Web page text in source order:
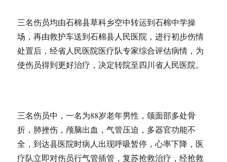
三名伤员均由石棉县草科乡空中转运到石棉中学操
场，再由救护车送到石棉县人民医院，进行初步伤情
处置后，经省人民医院医疗队专家综合评估病情，为
使伤员得到更好治疗，决定转院至四川省人民医院。
三名伤员中，一名为88岁老年男性，颌面部多处骨
折，肺挫伤，颅脑出血，气管压迫，多器官功能不
全，到达县医院时病人出现呼吸暂停，心率下降，医
疗队立即对伤员行气管插管，复苏抢救治疗，经抢救